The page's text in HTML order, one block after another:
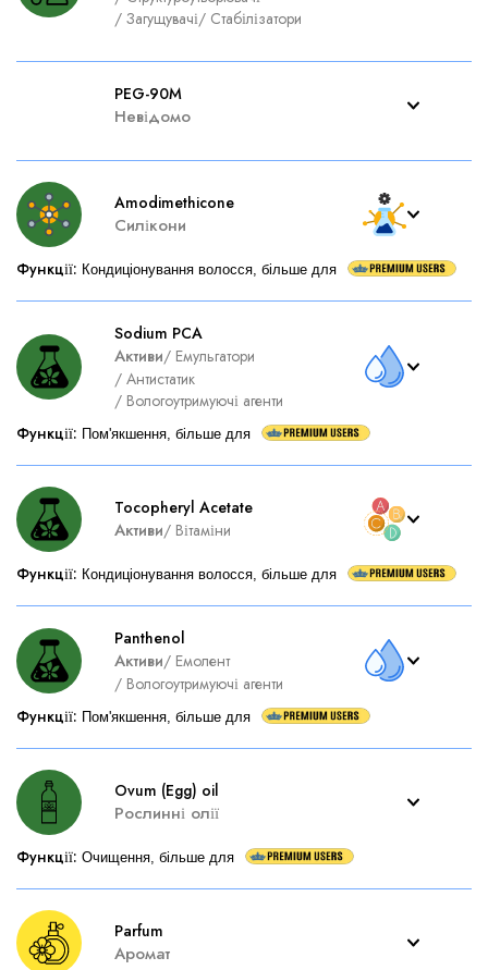
/ Загущувачі/ Стабілізатори
PEG-90M
Невідомо
Amodimethicone
Силікони
Функції: Кондиціонування волосся, більше для
Sodium PCA
Активи/ Емульгатори
/ Антистатик
/ Вологоутримуючі агенти
Функції: Пом'якшення, більше для
Tocopheryl Acetate
Активи/ Вітаміни
Функції: Кондиціонування волосся, більше для
Panthenol
Активи/ Емолент
/ Вологоутримуючі агенти
Функції: Пом'якшення, більше для
Ovum (Egg) oil
Рослинні олії
Функції: Очищення, більше для
Parfum
Аромат